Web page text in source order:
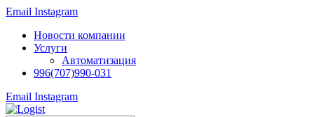
Email Instagram
Новости компании
Услуги
Автоматизация
996(707)990-031
Email Instagram